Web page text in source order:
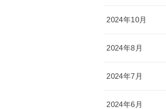
2024年10月
2024年8月
2024年7月
2024年6月